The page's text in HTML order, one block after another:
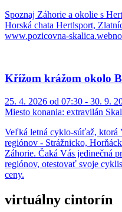
Spoznaj Záhorie a okolie s
Horská chata Hertlsport,
www.pozicovna-
Křížom krážom okolo
25. 4. 2026 od 07:30 - 30. 9.
Miesto konania: extravilán
Veľká letná cyklo-súťaž, ktorá
regiónov - Strážnicko,
Záhorie. Čaká Vás jedinečná
regiónov, otestovať svoje
ceny.
virtuálny cintorín